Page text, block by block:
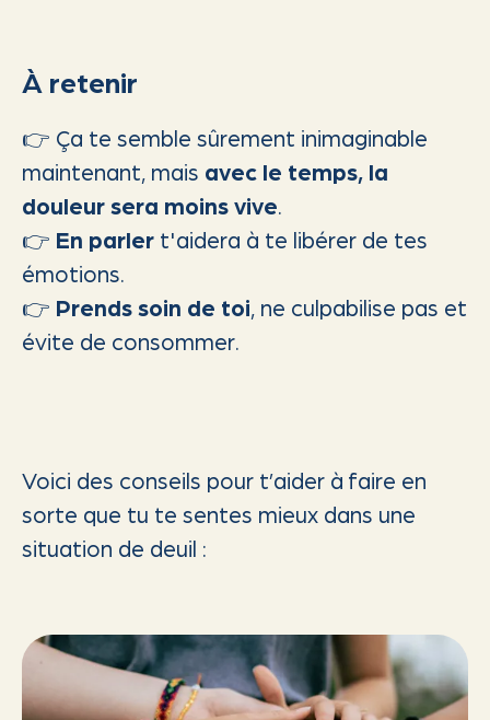
À retenir
👉 Ça te semble sûrement inimaginable
maintenant, mais avec le temps, la
douleur sera moins vive.
👉 En parler t'aidera à te libérer de tes
émotions.
👉 Prends soin de toi, ne culpabilise pas et
évite de consommer.
Voici des conseils pour t’aider à faire en
sorte que tu te sentes mieux dans une
situation de deuil :